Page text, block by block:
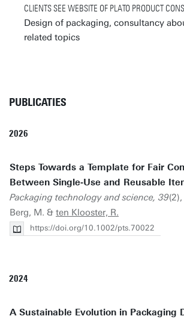
CLIENTS SEE WEBSITE OF PLATO PRODUCT
Design of packaging, consultancy
related topics
PUBLICATIES
2026
Steps Towards a Template for Fair
Between Single‐Use and Reusable
Packaging technology and science, 39
Berg, M. & ten Klooster, R.
https://doi.org/10.1002/pts.70022
2024
A Sustainable Evolution in Packaging